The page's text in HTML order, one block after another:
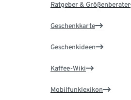
Ratgeber & Größenberater
Geschenkkarte
Geschenkideen
Kaffee-Wiki
Mobilfunklexikon